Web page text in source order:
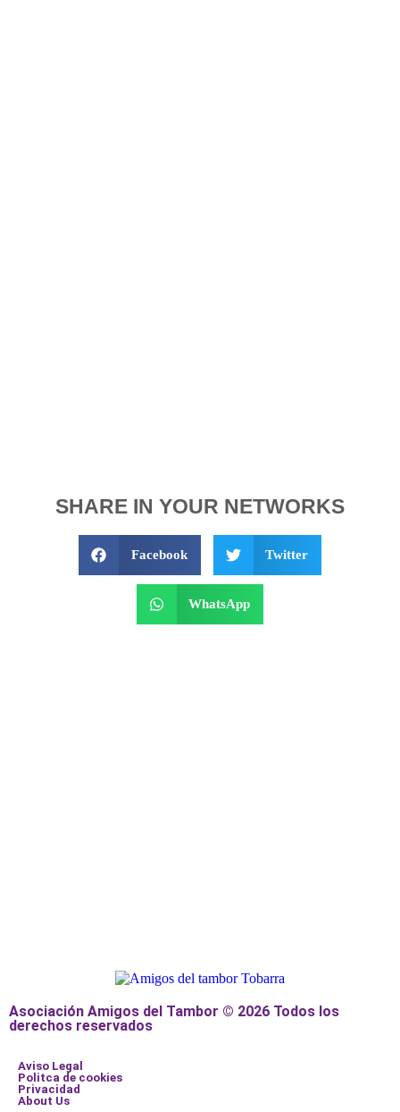
SHARE IN YOUR NETWORKS
Facebook Twitter
WhatsApp
Asociación Amigos del Tambor © 2026 Todos los
derechos reservados
Aviso Legal
Politca de cookies
Privacidad
About Us